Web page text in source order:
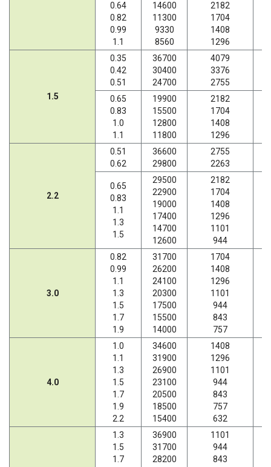
0.64
0.82
0.99
1.1
14600
11300
9330
8560
2182
1704
1408
1296
1.5
0.35
0.42
0.51
36700
30400
24700
4079
3376
2755
0.65
0.83
1.0
1.1
19900
15500
12800
11800
2182
1704
1408
1296
2.2
0.51
0.62
36600
29800
2755
2263
0.65
0.83
1.1
1.3
1.5
29500
22900
19000
17400
14700
12600
2182
1704
1408
1296
1101
944
3.0
0.82
0.99
1.1
1.3
1.5
1.7
1.9
31700
26200
24100
20300
17500
15500
14000
1704
1408
1296
1101
944
843
757
4.0
1.0
1.1
1.3
1.5
1.7
1.9
2.2
34600
31900
26900
23100
20500
18500
15400
1408
1296
1101
944
843
757
632
1.3
1.5
1.7
36900
31700
28200
1101
944
843